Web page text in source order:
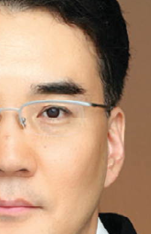
현업에서 바로 쓰는 "하네스 엔지니어링" 실습 교육